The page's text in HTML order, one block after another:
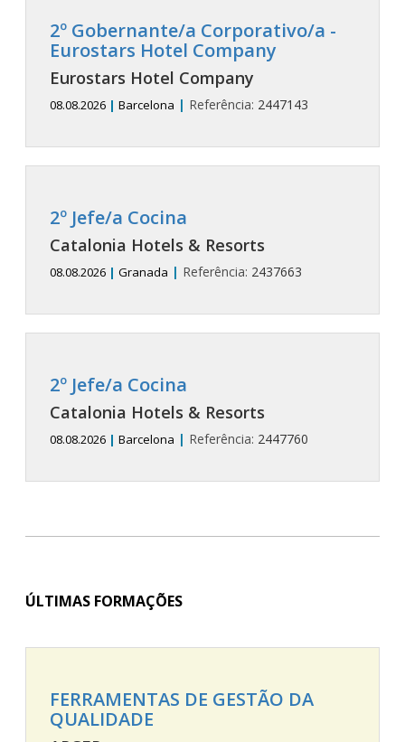
2º Gobernante/a Corporativo/a -
Eurostars Hotel Company
Eurostars Hotel Company
08.08.2026 | Barcelona | Referência: 2447143
2º Jefe/a Cocina
Catalonia Hotels & Resorts
08.08.2026 | Granada | Referência: 2437663
2º Jefe/a Cocina
Catalonia Hotels & Resorts
08.08.2026 | Barcelona | Referência: 2447760
ÚLTIMAS FORMAÇÕES
FERRAMENTAS DE GESTÃO DA
QUALIDADE